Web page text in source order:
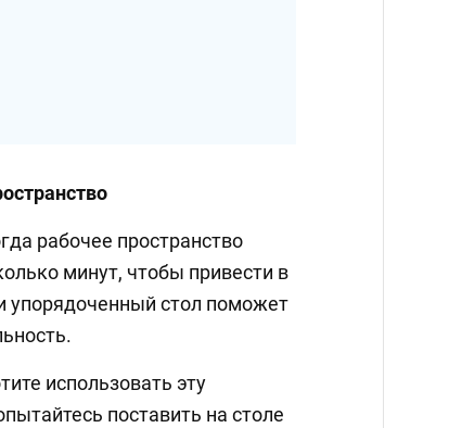
рабочее пространство
минут, чтобы привести в
упорядоченный стол поможет
использовать эту
поставить на столе